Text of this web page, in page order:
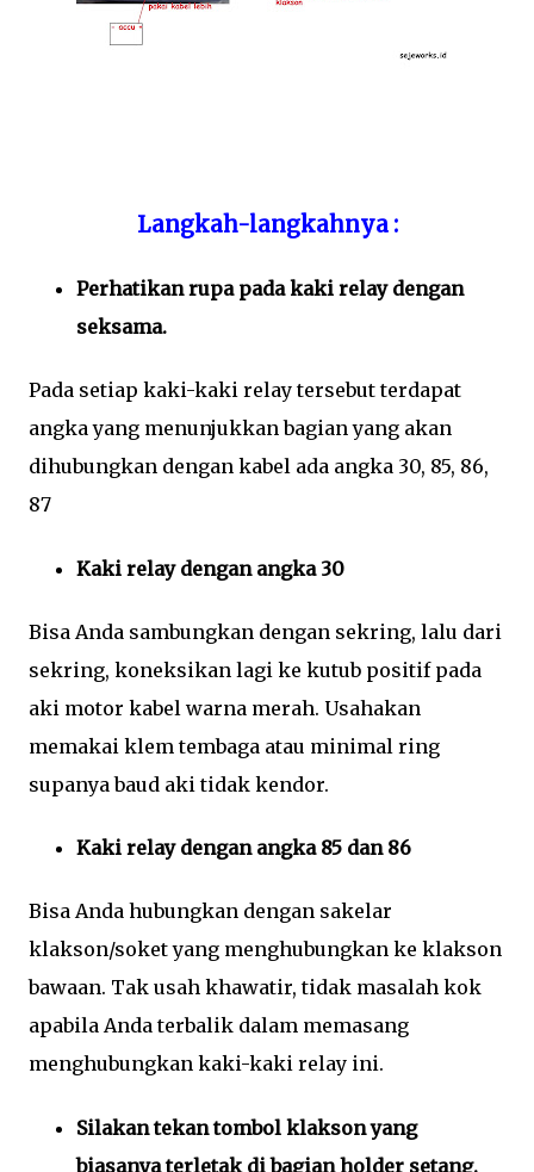
Langkah-langkahnya :
Perhatikan rupa pada kaki relay dengan
seksama.
Pada setiap kaki-kaki relay tersebut terdapat
angka yang menunjukkan bagian yang akan
dihubungkan dengan kabel ada angka 30, 85, 86,
87
Kaki relay dengan angka 30
Bisa Anda sambungkan dengan sekring, lalu dari
sekring, koneksikan lagi ke kutub positif pada
aki motor kabel warna merah. Usahakan
memakai klem tembaga atau minimal ring
supanya baud aki tidak kendor.
Kaki relay dengan angka 85 dan 86
Bisa Anda hubungkan dengan sakelar
klakson/soket yang menghubungkan ke klakson
bawaan. Tak usah khawatir, tidak masalah kok
apabila Anda terbalik dalam memasang
menghubungkan kaki-kaki relay ini.
Silakan tekan tombol klakson yang
biasanya terletak di bagian holder setang.